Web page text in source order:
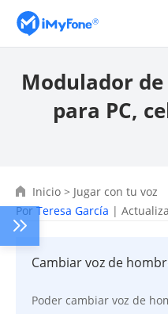
Modulador
para PC,
Inicio > Jugar con tu voz
PorTeresa García |
Cambiar voz de
Poder cambiar voz de